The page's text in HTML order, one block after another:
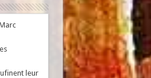
leur